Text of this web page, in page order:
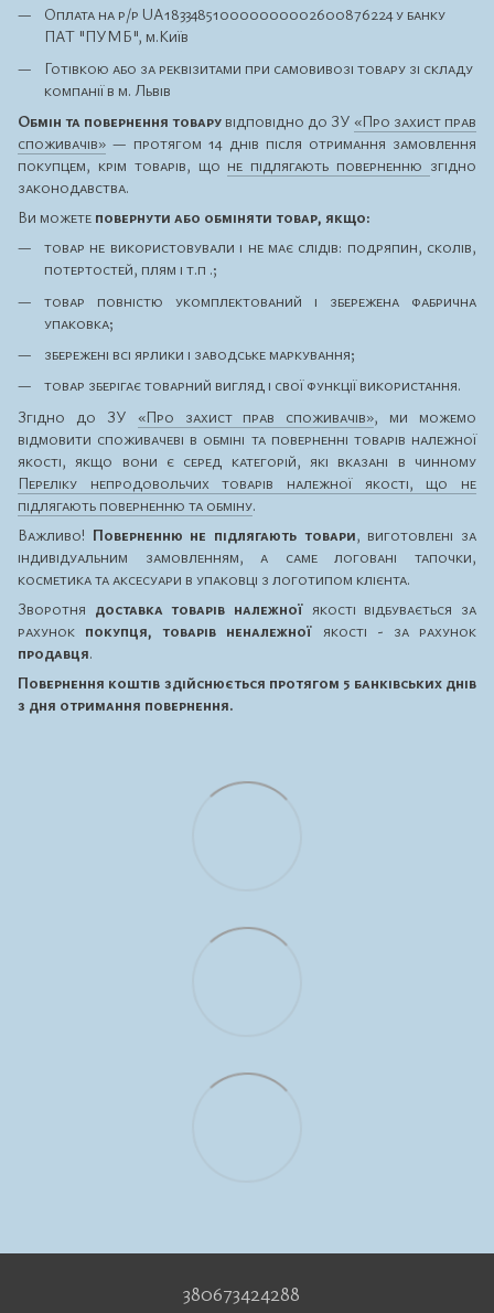
Оплата на р/р UA183348510000000002600876224 у банку
ПАТ "ПУМБ", м.Київ
Готівкою або за реквізитами при самовивозі товару зі складу
компанії в м. Львів
Обмін та повернення товару відповідно до ЗУ «Про захист прав
споживачів» — протягом 14 днів після отримання замовлення
покупцем, крім товарів, що не підлягають поверненню згідно
законодавства.
Ви можете повернути або обміняти товар, якщо:
товар не використовували і не має слідів: подряпин, сколів,
потертостей, плям і т.п .;
товар повністю укомплектований і збережена фабрична
упаковка;
збережені всі ярлики і заводське маркування;
товар зберігає товарний вигляд і свої функції використання.
Згідно до ЗУ «Про захист прав споживачів», ми можемо
відмовити споживачеві в обміні та поверненні товарів належної
якості, якщо вони є серед категорій, які вказані в чинному
Переліку непродовольчих товарів належної якості, що не
підлягають поверненню та обміну.
Важливо! Поверненню не підлягають товари, виготовлені за
індивідуальним замовленням, а саме логовані тапочки,
косметика та аксесуари в упаковці з логотипом клієнта.
Зворотня доставка товарів належної якості відбувається за
рахунок покупця, товарів неналежної якості - за рахунок
продавця.
Повернення коштів здійснюється протягом 5 банківських днів
з дня отримання повернення.
380673424288